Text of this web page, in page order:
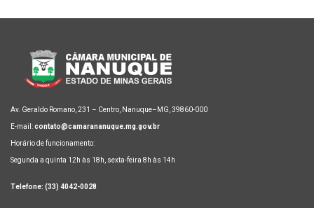
Av. Geraldo Romano, 231 – Centro, Nanuque–MG, 39860-000
E-mail:contato@camarananuque.mg.gov.br
Horário de funcionamento:
Segunda a quinta 12h às 18h, sexta-feira 8h às 14h
Telefone: (33) 4042-0028